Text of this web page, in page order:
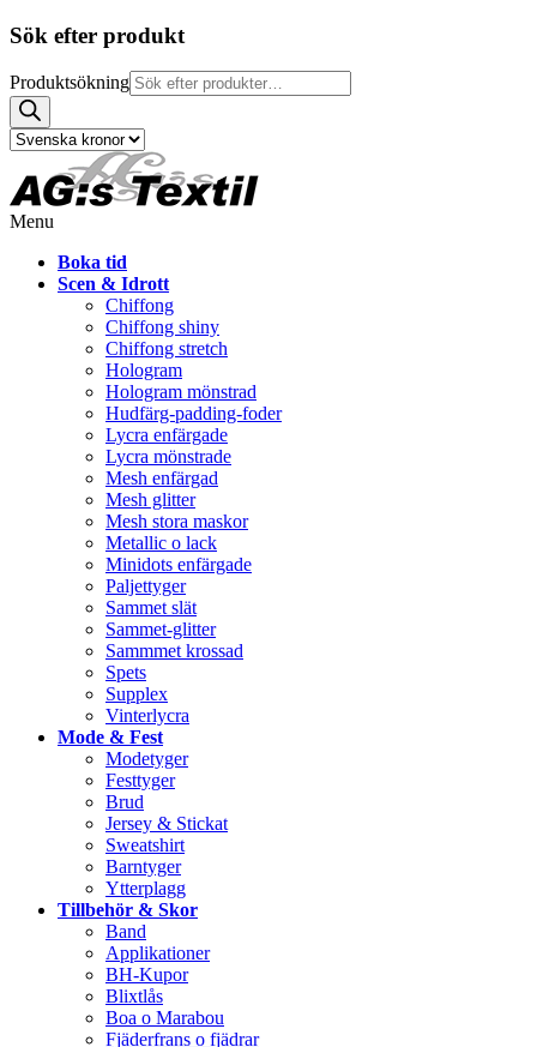
Sök efter produkt
Produktsökning
Menu
Boka tid
Scen & Idrott
Chiffong
Chiffong shiny
Chiffong stretch
Hologram
Hologram mönstrad
Hudfärg-padding-foder
Lycra enfärgade
Lycra mönstrade
Mesh enfärgad
Mesh glitter
Mesh stora maskor
Metallic o lack
Minidots enfärgade
Paljettyger
Sammet slät
Sammet-glitter
Sammmet krossad
Spets
Supplex
Vinterlycra
Mode & Fest
Modetyger
Festtyger
Brud
Jersey & Stickat
Sweatshirt
Barntyger
Ytterplagg
Tillbehör & Skor
Band
Applikationer
BH-Kupor
Blixtlås
Boa o Marabou
Fjäderfrans o fjädrar